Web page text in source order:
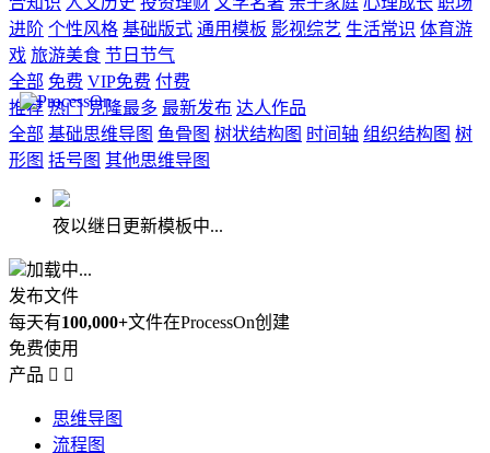
进阶 个性风格 基础版式 通用模板 影视综艺 生活常识 体育游
戏 旅游美食 节日节气
全部 免费 VIP免费 付费
推荐 热门 克隆最多 最新发布 达人作品
全部 基础思维导图 鱼骨图 树状结构图 时间轴 组织结构图 树
形图 括号图 其他思维导图
夜以继日更新模板中...
加载中...
发布文件
每天有100,000+文件在ProcessOn创建
免费使用
产品  
思维导图
流程图